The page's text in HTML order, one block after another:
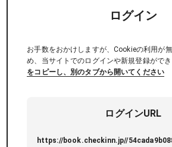
ログイン
お手数をおかけしますが、Cookieの利用が
め、当サイトでのログインや新規登録ができ
をコピーし、別のタブから開いてください
ログインURL
https://book.checkinn.jp//